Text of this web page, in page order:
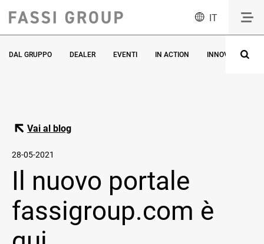
IT
DAL GRUPPO DEALER EVENTI IN ACTION INNOVAZIONE
Vai al blog
28-05-2021
Il nuovo portale
fassigroup.com è